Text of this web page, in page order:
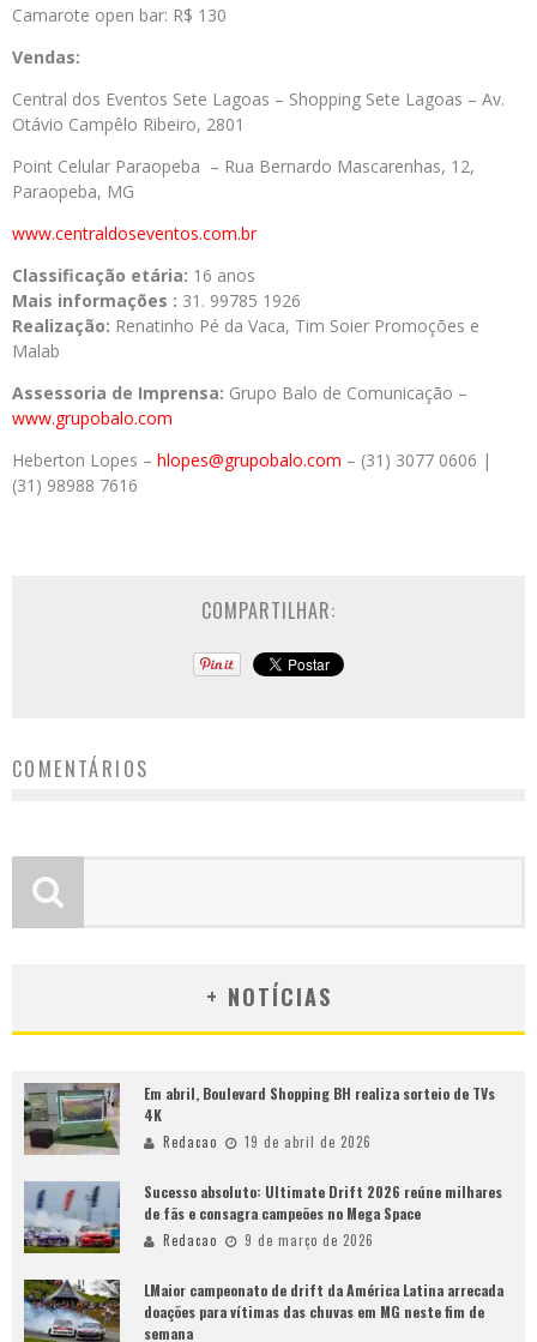
Camarote open bar: R$ 130
Vendas:
Central dos Eventos Sete Lagoas – Shopping Sete Lagoas – Av.
Otávio Campêlo Ribeiro, 2801
Point Celular Paraopeba – Rua Bernardo Mascarenhas, 12,
Paraopeba, MG
www.centraldoseventos.com.br
Classificação etária: 16 anos
Mais informações : 31. 99785 1926
Realização: Renatinho Pé da Vaca, Tim Soier Promoções e
Malab
Assessoria de Imprensa: Grupo Balo de Comunicação –
www.grupobalo.com
Heberton Lopes – hlopes@grupobalo.com – (31) 3077 0606 |
(31) 98988 7616
COMPARTILHAR:
COMENTÁRIOS
+ NOTÍCIAS
Em abril, Boulevard Shopping BH realiza sorteio de TVs
4K
Redacao 19 de abril de 2026
Sucesso absoluto: Ultimate Drift 2026 reúne milhares
de fãs e consagra campeões no Mega Space
Redacao 9 de março de 2026
LMaior campeonato de drift da América Latina arrecada
doações para vítimas das chuvas em MG neste fim de
semana